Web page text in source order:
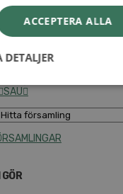
Dokumentbanken
Medlemsregister (NGOPRO)
Personalförsäkringar
Kontakt
Kalender
SAU
ACCEPTERA ALLA
DETALJER